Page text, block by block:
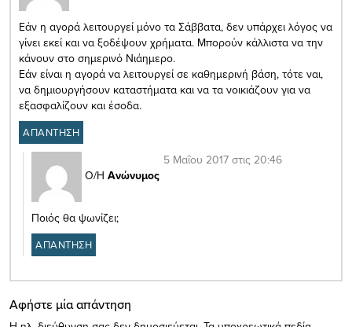
Εάν η αγορά λειτουργεί μόνο τα Σάββατα, δεν υπάρχει λόγος να
γίνει εκεί και να ξοδέψουν χρήματα. Μπορούν κάλλιστα να την
κάνουν στο σημερινό Νιάημερο.
Εάν είναι η αγορά να λειτουργεί σε καθημερινή βάση, τότε ναι,
να δημιουργήσουν καταστήματα και να τα νοικιάζουν για να
εξασφαλίζουν και έσοδα.
ΑΠΑΝΤΗΣΗ
Ο/Η Ανώνυμος
5 Μαΐου 2017 στις 20:46
Ποιός θα ψωνίζει;
ΑΠΑΝΤΗΣΗ
Αφήστε μία απάντηση